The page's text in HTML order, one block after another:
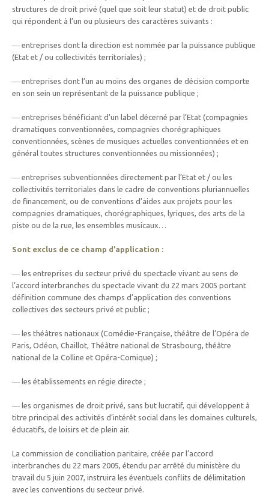
structures de droit privé (quel que soit leur statut) et de droit public
qui répondent à l’un ou plusieurs des caractères suivants :
― entreprises dont la direction est nommée par la puissance publique
(Etat et / ou collectivités territoriales) ;
― entreprises dont l’un au moins des organes de décision comporte
en son sein un représentant de la puissance publique ;
― entreprises bénéficiant d’un label décerné par l’Etat (compagnies
dramatiques conventionnées, compagnies chorégraphiques
conventionnées, scènes de musiques actuelles conventionnées et en
général toutes structures conventionnées ou missionnées) ;
― entreprises subventionnées directement par l’Etat et / ou les
collectivités territoriales dans le cadre de conventions pluriannuelles
de financement, ou de conventions d’aides aux projets pour les
compagnies dramatiques, chorégraphiques, lyriques, des arts de la
piste ou de la rue, les ensembles musicaux…
Sont exclus de ce champ d’application :
― les entreprises du secteur privé du spectacle vivant au sens de
l’accord interbranches du spectacle vivant du 22 mars 2005 portant
définition commune des champs d’application des conventions
collectives des secteurs privé et public ;
― les théâtres nationaux (Comédie-Française, théâtre de l’Opéra de
Paris, Odéon, Chaillot, Théâtre national de Strasbourg, théâtre
national de la Colline et Opéra-Comique) ;
― les établissements en régie directe ;
― les organismes de droit privé, sans but lucratif, qui développent à
titre principal des activités d’intérêt social dans les domaines culturels,
éducatifs, de loisirs et de plein air.
La commission de conciliation paritaire, créée par l’accord
interbranches du 22 mars 2005, étendu par arrêté du ministère du
travail du 5 juin 2007, instruira les éventuels conflits de délimitation
avec les conventions du secteur privé.